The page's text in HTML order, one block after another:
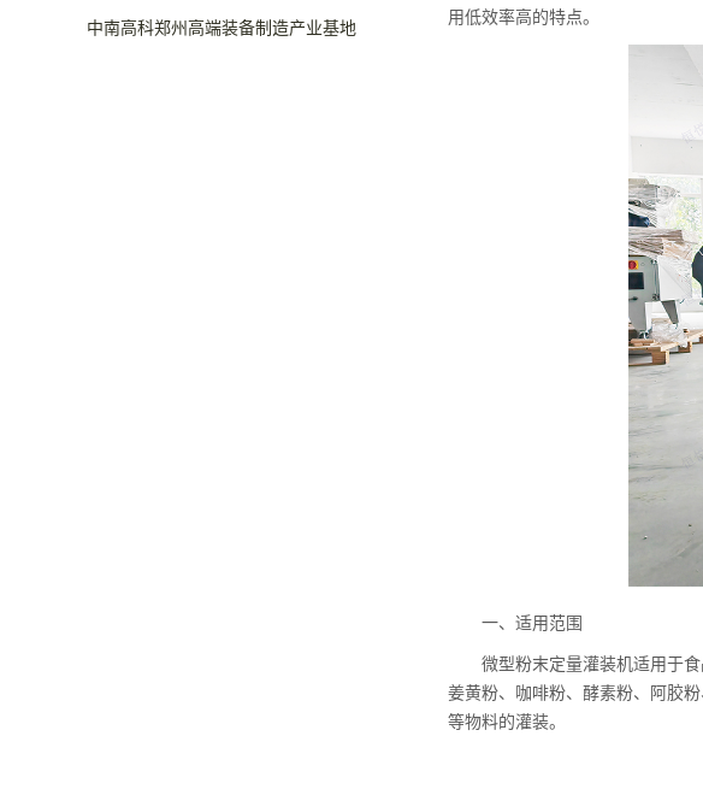
中南高科郑州高端装备制造产业基地
用低效率高的特点。
一、适用范围
微型粉末定量灌装机适用于
姜黄粉、咖啡粉、酵素粉、阿胶
等物料的灌装。